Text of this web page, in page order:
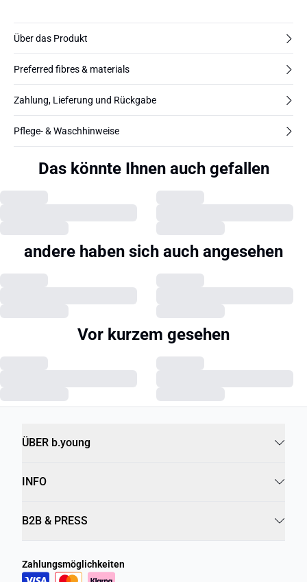
Über das Produkt
Preferred fibres & materials
Zahlung, Lieferung und Rückgabe
Pflege- & Waschhinweise
Das könnte Ihnen auch gefallen
andere haben sich auch angesehen
Vor kurzem gesehen
ÜBER b.young
INFO
B2B & PRESS
Zahlungsmöglichkeiten